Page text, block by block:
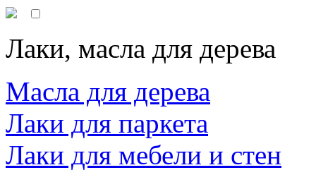
Лаки, масла для дерева
Масла для дерева
Лаки для паркета
Лаки для мебели и стен